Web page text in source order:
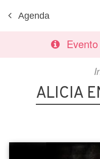
Agenda
ALICIA